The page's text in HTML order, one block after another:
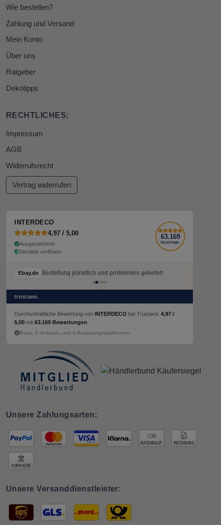
Wie bestellen?
Zahlung und Versand
Mein Konto
Über uns
Ratgeber
Dekotipps
RECHTLICHES:
Impressum
AGB
Widerrufsrecht
Vertrag widerrufen
INTERDECO
4,97 / 5,00
Ausgezeichnet
Identität verifiziert
63.169
TRUSTAMI.
Ebay.de Bestellung pünktlich und problemlos geliefert
Ebay.de Bestellung pünktlich und problemlos geliefert
trustami.
Durchschnittliche Bewertung von INTERDECO bei Trustami: 4,97 /
5,00 mit 63.169 Bewertungen
Basis: 3 Verkaufs- und 4 Bewertungsplattformen
Unsere Zahlungsarten:
Unsere Versanddienstleister: